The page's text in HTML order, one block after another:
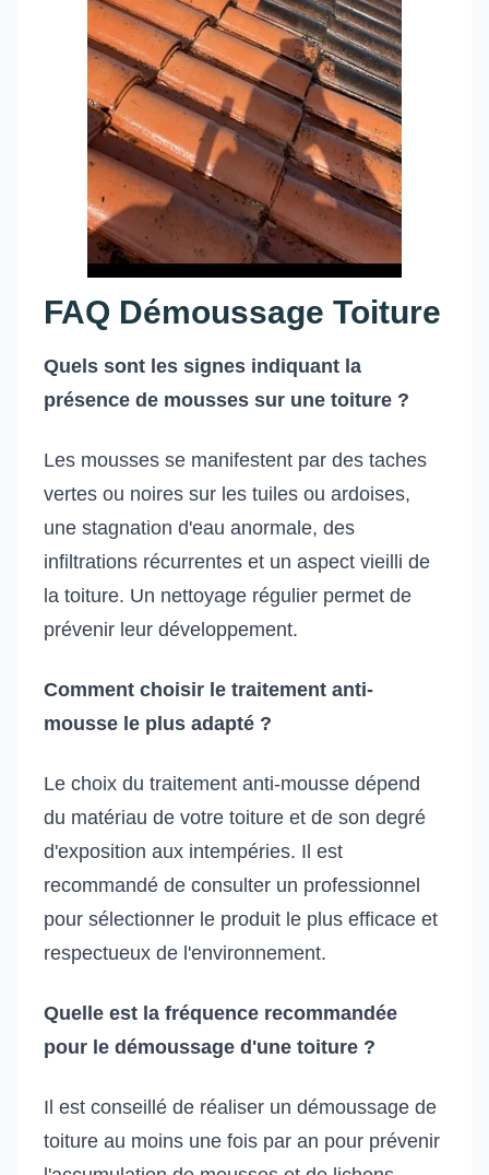
FAQ Démoussage Toiture
Quels sont les signes indiquant la
présence de mousses sur une toiture ?
Les mousses se manifestent par des taches
vertes ou noires sur les tuiles ou ardoises,
une stagnation d'eau anormale, des
infiltrations récurrentes et un aspect vieilli de
la toiture. Un nettoyage régulier permet de
prévenir leur développement.
Comment choisir le traitement anti-
mousse le plus adapté ?
Le choix du traitement anti-mousse dépend
du matériau de votre toiture et de son degré
d'exposition aux intempéries. Il est
recommandé de consulter un professionnel
pour sélectionner le produit le plus efficace et
respectueux de l'environnement.
Quelle est la fréquence recommandée
pour le démoussage d'une toiture ?
Il est conseillé de réaliser un démoussage de
toiture au moins une fois par an pour prévenir